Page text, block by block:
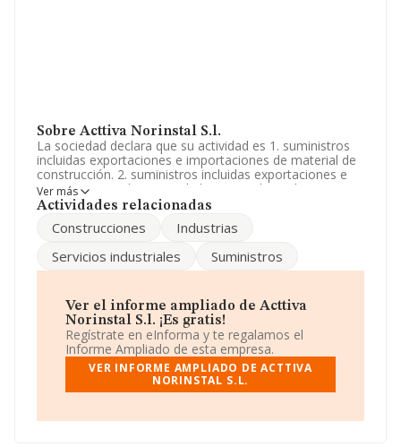
Sobre Acttiva Norinstal S.l.
La sociedad declara que su actividad es 1. suministros
incluidas exportaciones e importaciones de material de
construcción. 2. suministros incluidas exportaciones e
importaciones de material electrico industrial. La
sociedad está inscrita en el Registro Mercantil como
código 9699. La compañía no tiene actividad en
Según la Recomendación 2003/361/CE de la Comisión,
microempresas, pequeñas y medianas empresas, la
compañía entra en la categoría de microempresas.
Sobre el rendimiento de la compañía en 2024, las
ventas han subido un 101%. No ha habido variación en
cuanto al número de empleados con respecto al 2023 y
teniendo en cuenta la información disponible en
INFORMA, ha dispuesto de un número de empleados
Ver más
Actividades relacionadas
Construcciones
Industrias
Servicios industriales
Suministros
Ver el informe ampliado de Acttiva
Norinstal S.l. ¡Es gratis!
Regístrate en eInforma y te regalamos el
Informe Ampliado de esta empresa.
VER INFORME AMPLIADO DE ACTTIVA
NORINSTAL S.L.